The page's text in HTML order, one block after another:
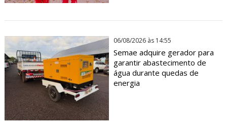
06/08/2026 às 14:55
Semae adquire gerador para
garantir abastecimento de
água durante quedas de
energia